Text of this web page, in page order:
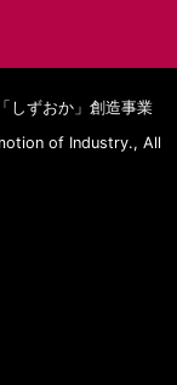
しずおか」創造事業
of Industry., All